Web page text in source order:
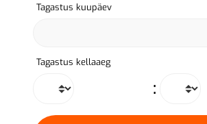
Tagastus kuupäev
Tagastus kellaaeg
: